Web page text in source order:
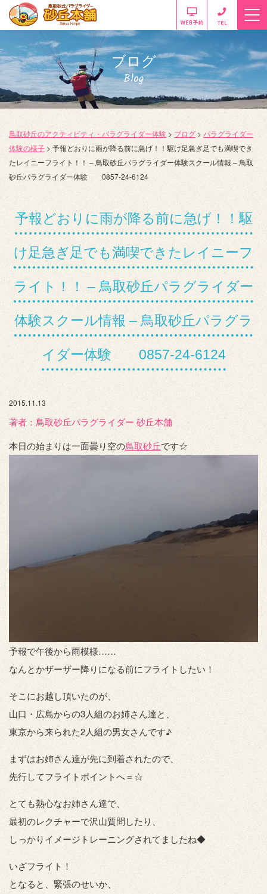
ブログ
Blog
鳥取砂丘のアクティビティ・パラグライダー体験 > ブログ > パラグライダー
体験の様子 > 予報どおりに雨が降る前に急げ！！駆け足急ぎ足でも満喫でき
たレイニーフライト！！ – 鳥取砂丘パラグライダー体験スクール情報 – 鳥取
砂丘パラグライダー体験 0857-24-6124
予報どおりに雨が降る前に急げ！！駆
け足急ぎ足でも満喫できたレイニーフ
ライト！！ – 鳥取砂丘パラグライダー
体験スクール情報 – 鳥取砂丘パラグラ
イダー体験 0857-24-6124
2015.11.13
著者：️鳥取砂丘パラグライダー 砂丘本舗
本日の始まりは一面曇り空の鳥取砂丘です☆
予報で午後から雨模様……
なんとかザーザー降りになる前にフライトしたい！
そこにお越し頂いたのが、
山口・広島からの3人組のお姉さん達と、
東京から来られた2人組の男女さんです♪
まずはお姉さん達が先に到着されたので、
先行してフライトポイントへ＝☆
とても熱心なお姉さん達で、
最初のレクチャーで沢山質問したり、
しっかりイメージトレーニングされてましたね◆
いざフライト！
となると、緊張のせいか、